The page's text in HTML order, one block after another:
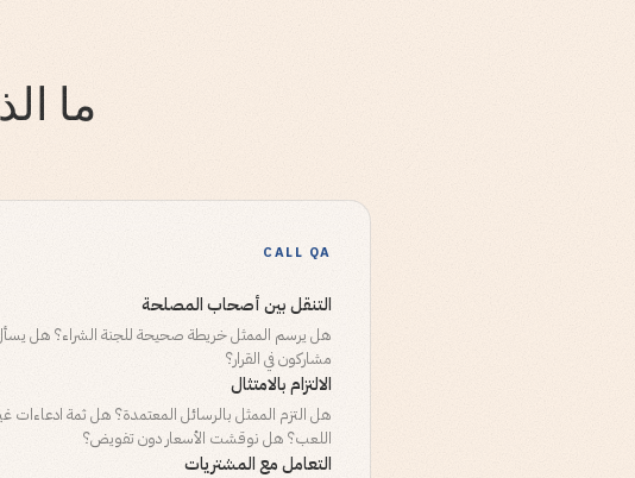
ما
CALL QA
التنقل بين أصحاب المصلحة
هل يرسم الممثل خريطة صحيحة للجنة الشراء؟ هل
مشاركون في القرار؟
الالتزام بالامتثال
هل التزم الممثل بالرسائل المعتمدة؟ هل ثمة ادعاءات
اللعب؟ هل نوقشت الأسعار دون تفويض؟
التعامل مع المشتريات